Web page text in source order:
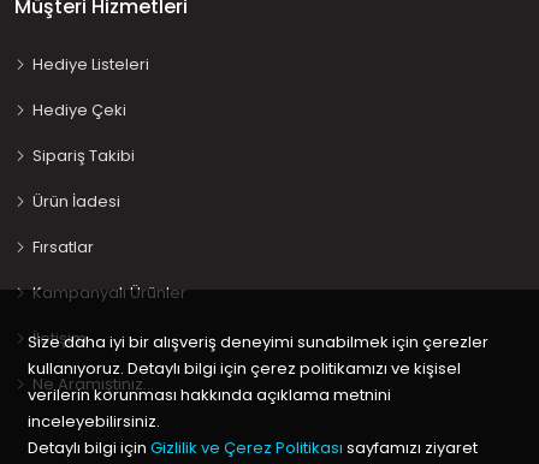
Müşteri Hizmetleri
Hediye Listeleri
Hediye Çeki
Sipariş Takibi
Ürün İadesi
Fırsatlar
Kampanyalı Ürünler
İletişim
Ne Aramıştınız…
Size daha iyi bir alışveriş deneyimi sunabilmek için çerezler
kullanıyoruz. Detaylı bilgi için çerez politikamızı ve kişisel
verilerin korunması hakkında açıklama metnini
inceleyebilirsiniz.
Detaylı bilgi için Gizlilik ve Çerez Politikası sayfamızı ziyaret